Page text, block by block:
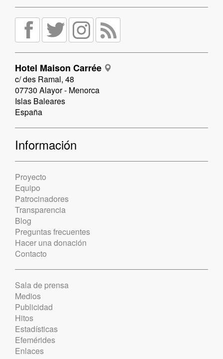
Hotel Maison Carrée
c/ des Ramal, 48
07730 Alayor - Menorca
Islas Baleares
España
Información
Proyecto
Equipo
Patrocinadores
Transparencia
Blog
Preguntas frecuentes
Hacer una donación
Contacto
Sala de prensa
Medios
Publicidad
Hitos
Estadísticas
Efemérides
Enlaces